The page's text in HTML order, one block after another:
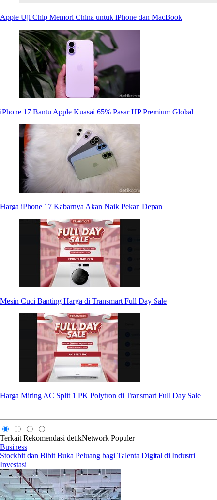
Apple Uji Chip Memori China untuk iPhone dan MacBook
iPhone 17 Bantu Apple Kuasai 65% Pasar HP Premium Global
Harga iPhone 17 Kabarnya Akan Naik Pekan Depan
Mesin Cuci Banting Harga di Transmart Full Day Sale
Harga Miring AC Split 1 PK Polytron di Transmart Full Day Sale
Terkait Rekomendasi detikNetwork Populer
Business
Stockbit dan Bibit Buka Peluang bagi Talenta Digital di Industri
Investasi